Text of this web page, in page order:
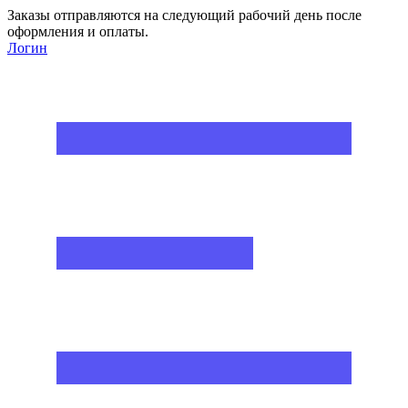
Заказы отправляются на следующий рабочий день после
оформления и оплаты.
Логин